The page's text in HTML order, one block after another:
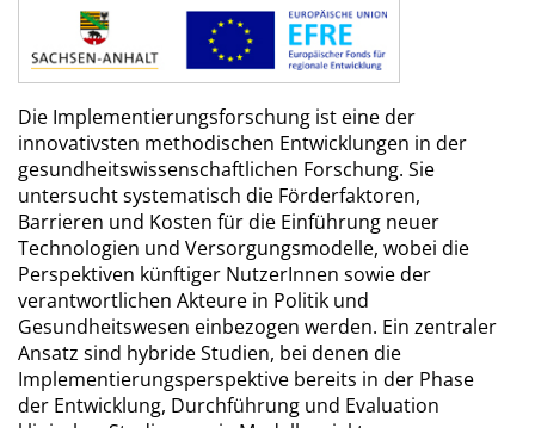
Die Implementierungsforschung ist eine der
innovativsten methodischen Entwicklungen in der
gesundheitswissenschaftlichen Forschung. Sie
untersucht systematisch die Förderfaktoren,
Barrieren und Kosten für die Einführung neuer
Technologien und Versorgungsmodelle, wobei die
Perspektiven künftiger NutzerInnen sowie der
verantwortlichen Akteure in Politik und
Gesundheitswesen einbezogen werden. Ein zentraler
Ansatz sind hybride Studien, bei denen die
Implementierungsperspektive bereits in der Phase
der Entwicklung, Durchführung und Evaluation